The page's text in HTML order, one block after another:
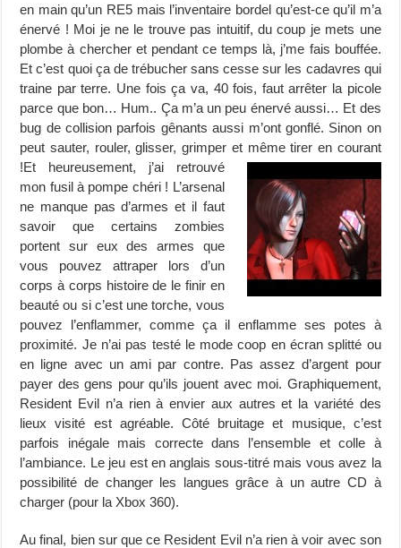
en main qu’un RE5 mais l’inventaire bordel qu’est-ce qu’il m’a
énervé ! Moi je ne le trouve pas intuitif, du coup je mets une
plombe à chercher et pendant ce temps là, j’me fais bouffée.
Et c’est quoi ça de trébucher sans cesse sur les cadavres qui
traine par terre. Une fois ça va, 40 fois, faut arrêter la picole
parce que bon… Hum.. Ça m’a un peu énervé aussi… Et des
bug de collision parfois gênants aussi m’ont gonflé. Sinon on
peut sauter, rouler, glisser, grimper et même tirer en courant
!Et heureusement, j’ai retrouvé
mon fusil à pompe chéri ! L’arsenal
ne manque pas d’armes et il faut
savoir que certains zombies
portent sur eux des armes que
vous pouvez attraper lors d’un
corps à corps histoire de le finir en
beauté ou si c’est une torche, vous
pouvez l’enflammer, comme ça il enflamme ses potes à
proximité. Je n’ai pas testé le mode coop en écran splitté ou
en ligne avec un ami par contre. Pas assez d’argent pour
payer des gens pour qu’ils jouent avec moi. Graphiquement,
Resident Evil n’a rien à envier aux autres et la variété des
lieux visité est agréable. Côté bruitage et musique, c’est
parfois inégale mais correcte dans l’ensemble et colle à
l’ambiance. Le jeu est en anglais sous-titré mais vous avez la
possibilité de changer les langues grâce à un autre CD à
charger (pour la Xbox 360).
Au final, bien sur que ce Resident Evil n’a rien à voir avec son